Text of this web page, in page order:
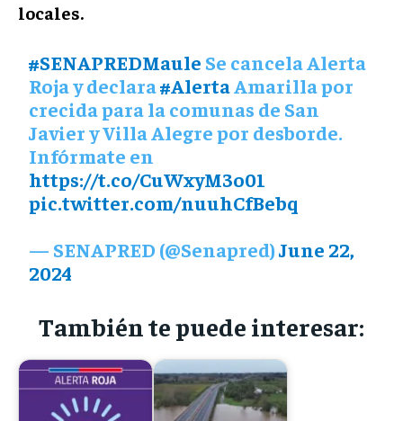
locales.
#SENAPREDMaule Se cancela Alerta
Roja y declara#AlertaAmarilla por
crecida para la comunas de San
Javier y Villa Alegre por desborde.
Infórmate en
https://t.co/CuWxyM3o01
pic.twitter.com/nuuhCfBebq
— SENAPRED (@Senapred)June 22,
2024
También te puede interesar: